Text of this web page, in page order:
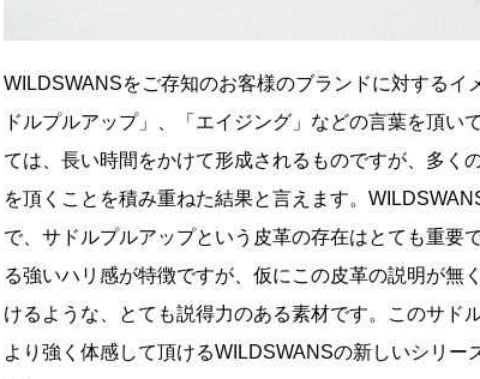
WILDSWANSをご存知のお客様のブランドに対するイ
ドルプルアップ」、「エイジング」などの言葉を頂
ては、長い時間をかけて形成されるものですが、多く
を頂くことを積み重ねた結果と言えます。
で、サドルプルアップという皮革の存在はとても重要
る強いハリ感が特徴ですが、仮にこの皮革の説明が無
けるような、とても説得力のある素材です。このサド
より強く体感して頂けるWILDSWANSの新しいシリー